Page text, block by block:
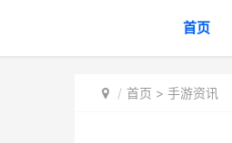
首页
首页 > 手游资讯